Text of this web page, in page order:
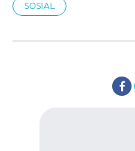
SOSIAL